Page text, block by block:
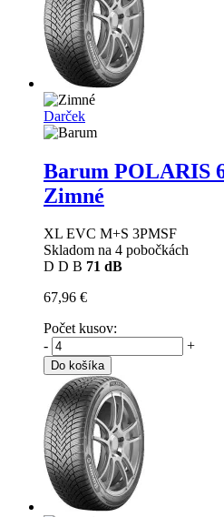
Darček
Barum POLARIS
Zimné
XL EVC M+S 3PMSF
Skladom na 4 pobočkách
D D B 71 dB
67,96 €
Počet kusov:
-
+
Do košíka